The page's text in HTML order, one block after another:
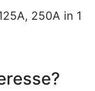
250A in 1